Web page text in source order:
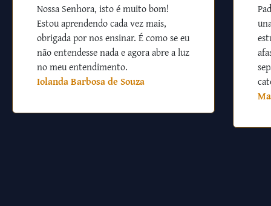
Nossa Senhora, isto é muito bom!
Estou aprendendo cada vez mais,
obrigada por nos ensinar. É como se eu
não entendesse nada e agora abre a luz
no meu entendimento.
Iolanda Barbosa de Souza